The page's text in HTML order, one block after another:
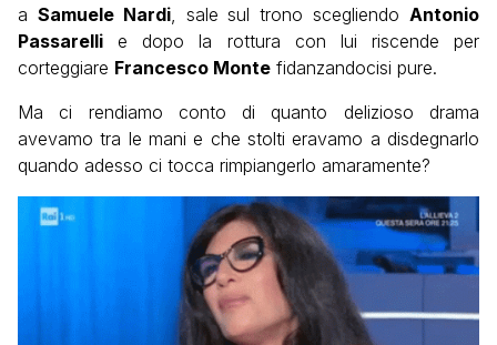
a Samuele Nardi, sale sul trono scegliendo Antonio
Passarelli e dopo la rottura con lui riscende per
corteggiare Francesco Monte fidanzandocisi pure.
Ma ci rendiamo conto di quanto delizioso drama
avevamo tra le mani e che stolti eravamo a disdegnarlo
quando adesso ci tocca rimpiangerlo amaramente?